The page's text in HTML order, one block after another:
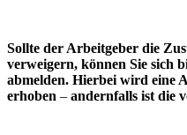
Sollte der Arbeitgeber die
verweigern, können Sie sich
abmelden. Hierbei wird eine
erhoben – andernfalls ist die